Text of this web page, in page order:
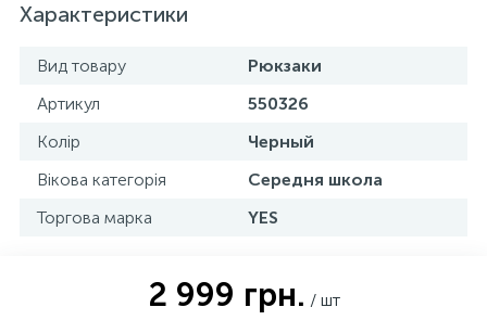
Характеристики
Вид товару
Рюкзаки
Артикул
550326
Колір
Черный
Вікова категорія
Середня школа
Торгова марка
YES
2 999 грн. / шт